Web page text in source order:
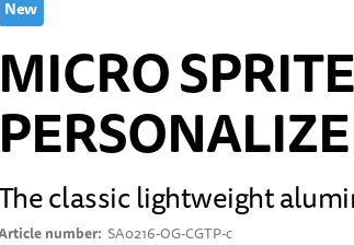
New
MICRO
classic lightweight
number SA0216-OG-CGTP-c